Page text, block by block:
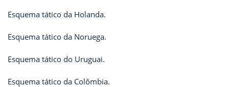
Esquema tático da Holanda.
Esquema tático da Noruega.
Esquema tático do Uruguai.
Esquema tático da Colômbia.